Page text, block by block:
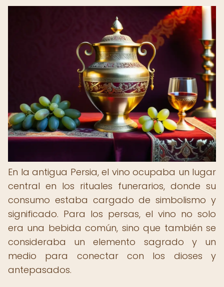
En la antigua Persia, el vino ocupaba un lugar
central en los rituales funerarios, donde su
consumo estaba cargado de simbolismo y
significado. Para los persas, el vino no solo
era una bebida común, sino que también se
consideraba un elemento sagrado y un
medio para conectar con los dioses y
antepasados.